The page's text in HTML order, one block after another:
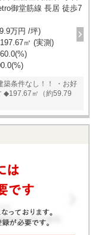
御堂筋線 長居 徒歩7
万円 /坪)
197.67㎡ (実測)
60.0(%)